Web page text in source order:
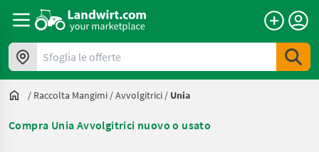
Sfoglia le offerte
/ Raccolta Mangimi /Avvolgitrici / Unia
Compra Unia Avvolgitrici nuovo o usato